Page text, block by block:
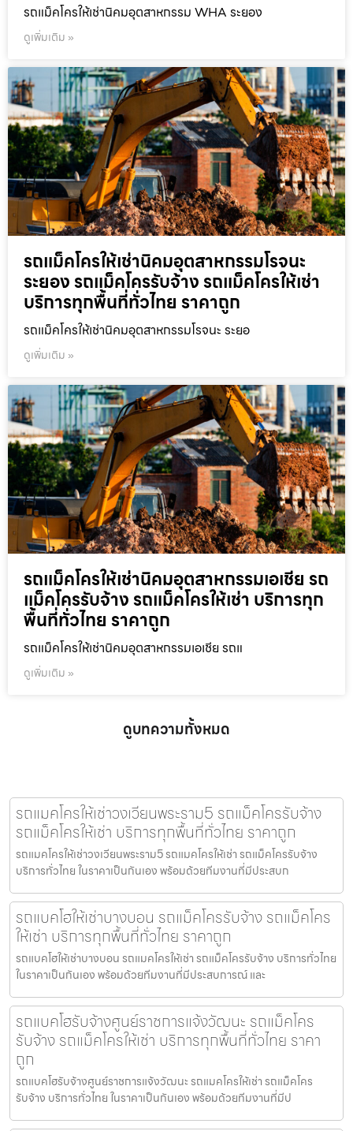
รถแม็คโครให้เช่านิคมอุตสาหกรรม WHA ระยอง
ดูเพิ่มเติม »
รถแม็คโครให้เช่านิคมอุตสาหกรรมโรจนะ
ระยอง รถแม็คโครรับจ้าง รถแม็คโครให้เช่า
บริการทุกพื้นที่ทั่วไทย ราคาถูก
รถแม็คโครให้เช่านิคมอุตสาหกรรมโรจนะ ระยอ
ดูเพิ่มเติม »
รถแม็คโครให้เช่านิคมอุตสาหกรรมเอเชีย รถ
แม็คโครรับจ้าง รถแม็คโครให้เช่า บริการทุก
พื้นที่ทั่วไทย ราคาถูก
รถแม็คโครให้เช่านิคมอุตสาหกรรมเอเชีย รถแ
ดูเพิ่มเติม »
ดูบทความทั้งหมด
รถแมคโครให้เช่าวงเวียนพระราม5 รถแม็คโครรับจ้าง
รถแม็คโครให้เช่า บริการทุกพื้นที่ทั่วไทย ราคาถูก
รถแมคโครให้เช่าวงเวียนพระราม5 รถแมคโครให้เช่า รถแม็คโครรับจ้าง
บริการทั่วไทย ในราคาเป็นกันเอง พร้อมด้วยทีมงานที่มีประสบก
รถแบคโฮให้เช่าบางบอน รถแม็คโครรับจ้าง รถแม็คโคร
ให้เช่า บริการทุกพื้นที่ทั่วไทย ราคาถูก
รถแบคโฮให้เช่าบางบอน รถแมคโครให้เช่า รถแม็คโครรับจ้าง บริการทั่วไทย
ในราคาเป็นกันเอง พร้อมด้วยทีมงานที่มีประสบการณ์ และ
รถแบคโฮรับจ้างศูนย์ราชการแจ้งวัฒนะ รถแม็คโคร
รับจ้าง รถแม็คโครให้เช่า บริการทุกพื้นที่ทั่วไทย ราคา
ถูก
รถแบคโฮรับจ้างศูนย์ราชการแจ้งวัฒนะ รถแมคโครให้เช่า รถแม็คโคร
รับจ้าง บริการทั่วไทย ในราคาเป็นกันเอง พร้อมด้วยทีมงานที่มีป